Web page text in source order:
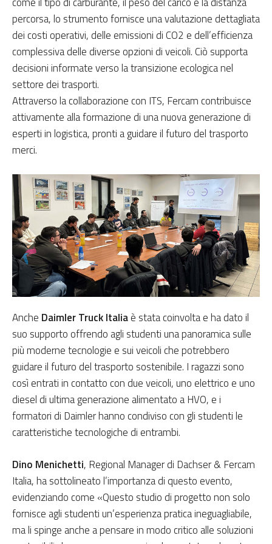
percorsa, lo strumento fornisce una valutazione dettagliata
dei costi operativi, delle emissioni di CO2 e dell’efficienza
complessiva delle diverse opzioni di veicoli. Ciò supporta
decisioni informate verso la transizione ecologica nel
settore dei trasporti.
Attraverso la collaborazione con ITS, Fercam contribuisce
attivamente alla formazione di una nuova generazione di
esperti in logistica, pronti a guidare il futuro del trasporto
merci.
Anche Daimler Truck Italiaè stata coinvolta e ha dato il
suo supporto offrendo agli studenti una panoramica sulle
più moderne tecnologie e sui veicoli che potrebbero
guidare il futuro del trasporto sostenibile. I ragazzi sono
così entrati in contatto con due veicoli, uno elettrico e uno
diesel di ultima generazione alimentato a HVO, e i
formatori di Daimler hanno condiviso con gli studenti le
caratteristiche tecnologiche di entrambi.
Dino Menichetti, Regional Manager di Dachser & Fercam
Italia, ha sottolineato l’importanza di questo evento,
evidenziando come «Questo studio di progetto non solo
fornisce agli studenti un’esperienza pratica ineguagliabile,
ma li spinge anche a pensare in modo critico alle soluzioni